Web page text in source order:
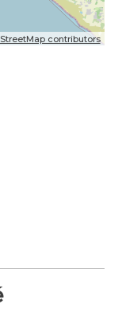
contributors